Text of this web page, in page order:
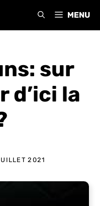
MENU
sur
d’ici la
2021